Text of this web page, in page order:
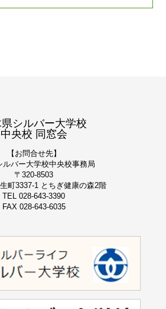
シルバー大学校
中央校 同窓会
【お問合せ先】
ルバー大学校中央校事務局
〒320-8503
町3337-1 とちぎ健康の森2階
TEL 028-643-3390
FAX 028-643-6035